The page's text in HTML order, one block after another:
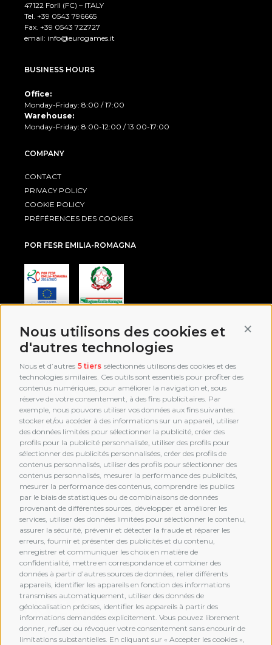
Nous utilisons des cookies et
d'autres technologies
Nous et d’autres 5 tiers sélectionnés utilisons des cookies et des
technologies similaires. Ces outils sont essentiels pour profiter des
contenus numériques, pour améliorer la navigation et, sous
réserve de votre consentement, à des fins publicitaires. Par
exemple, nous pouvons utiliser vos données aux fins suivantes:
stocker et/ou accéder à des informations sur un appareil, utiliser
des données limitées pour sélectionner la publicité, créer des
profils pour la publicité personnalisée, utiliser des profils pour
sélectionner des publicités personnalisées, créer des profils de
contenus personnalisés, utiliser des profils pour sélectionner des
contenus personnalisés, mesurer la performance des publicités,
mesurer la performance des contenus, comprendre les publics
par le biais de statistiques ou de combinaisons de données
provenant de différentes sources, développer et améliorer les
services, utiliser des données limitées pour sélectionner le contenu,
assurer la sécurité, prévenir et détecter la fraude et réparer les
erreurs, fournir et présenter des publicités et du contenu,
enregistrer et communiquer les choix en matière de
confidentialité, mettre en correspondance et combiner des
données à partir d’autres sources de données, relier différents
appareils, identifier les appareils en fonction des informations
transmises automatiquement, utiliser des données de
géolocalisation précises, identifier les appareils à partir des
informations demandées explicitement. Vous pouvez librement
donner, refuser ou révoquer votre consentement sans encourir de
limitations substantielles. En cliquant sur « Accepter les cookies »,
47122 Forlì (FC) – ITALY
Tel. +39 0543 796665
Fax. +39 0543 722727
email: info@eurogames.it
BUSINESS HOURS
Office:
Monday-Friday: 8:00 / 17:00
Warehouse:
Monday-Friday: 8:00-12:00 / 13:00-17:00
COMPANY
CONTACT
PRIVACY POLICY
COOKIE POLICY
PRÉFÉRENCES DES COOKIES
POR FESR EMILIA-ROMAGNA
AWARD
MEMBERSHIP